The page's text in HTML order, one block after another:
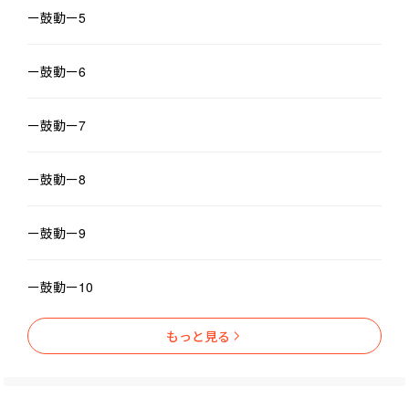
ー鼓動ー5
ー鼓動ー6
ー鼓動ー7
ー鼓動ー8
ー鼓動ー9
ー鼓動ー10
もっと見る